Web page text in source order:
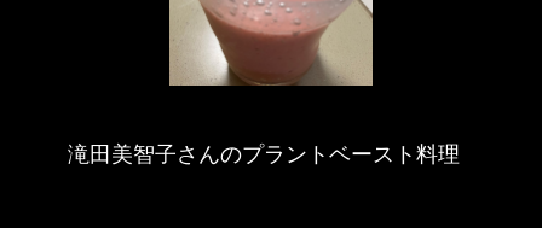
滝田美智子さんのプラントベースト料理